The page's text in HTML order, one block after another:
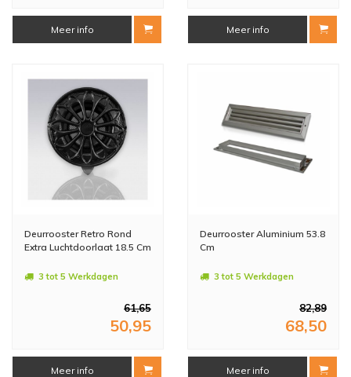
Meer info Meer info
Deurrooster Retro Rond
Extra Luchtdoorlaat 18.5 Cm
3 tot 5 Werkdagen
61,65
50,95
Meer info
Deurrooster Aluminium 53.8
Cm
3 tot 5 Werkdagen
82,89
68,50
Meer info